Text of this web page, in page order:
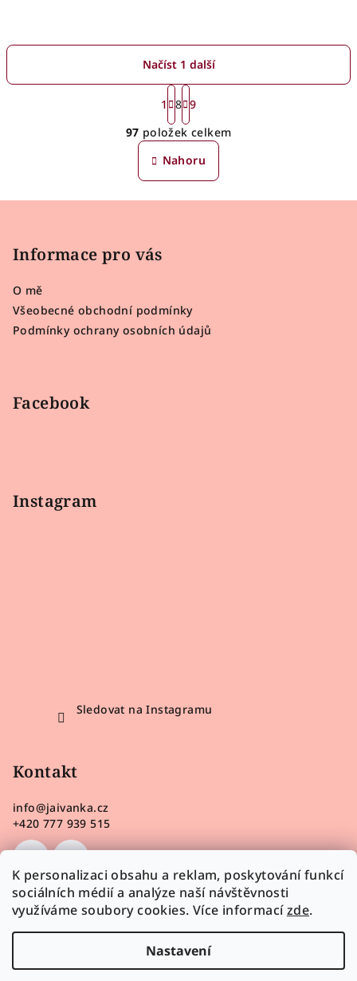
K personalizaci obsahu a reklam, poskytování funkcí
sociálních médií a analýze naší návštěvnosti
využíváme soubory cookies. Více informacízde.
Nastavení
O
v
l
á
v
k
y
Načíst 1 další
S
t
r
á
n
k
o
v
1 8 9
97 položek celkem
Nahoru
Informace pro vás
O mě
Všeobecné obchodní podmínky
Podmínky ochrany osobních údajů
Facebook
Instagram
Sledovat na Instagramu
Kontakt
info@jaivanka.cz
+420 777 939 515